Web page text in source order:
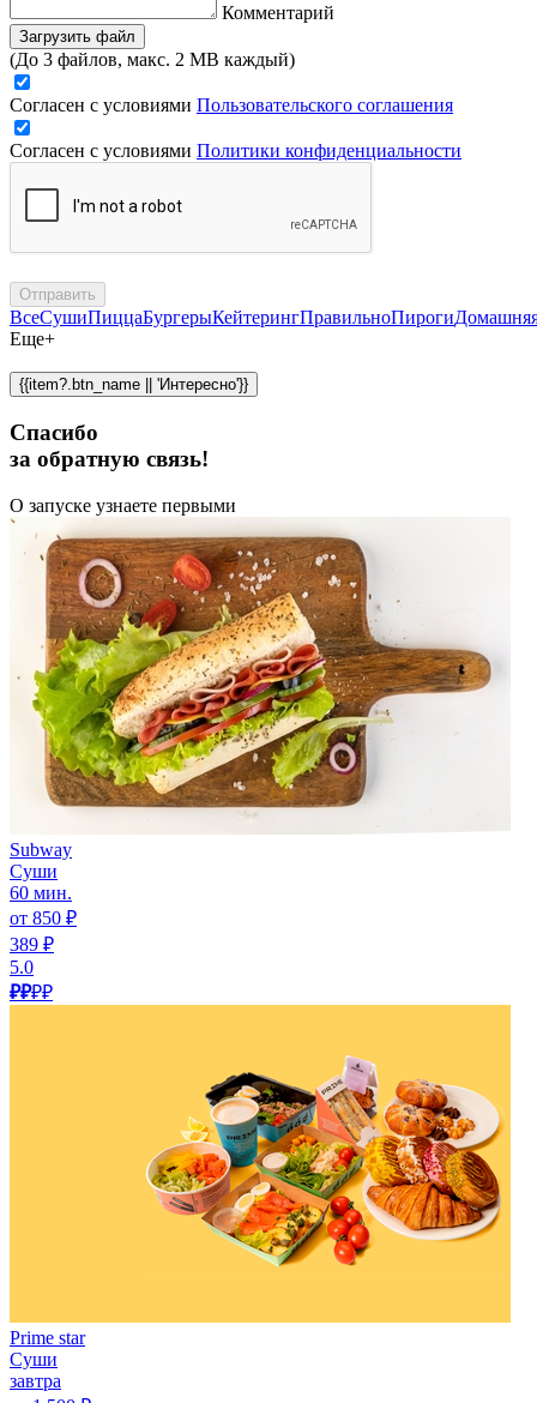
Комментарий
Загрузить файл
(До 3 файлов, макс. 2 MB каждый)
Согласен с условиями Пользовательского соглашения
Согласен с условиями Политики конфиденциальности
Отправить
ВсеСушиПиццаБургерыКейтерингПравильноПироги
Еще+
{{item?.btn_name || 'Интересно'}}
Спасибо
за обратную связь!
О запуске узнаете первыми
Subway
Суши
60 мин.
от 850 ₽
389 ₽
5.0
₽₽₽₽
Prime star
Суши
завтра